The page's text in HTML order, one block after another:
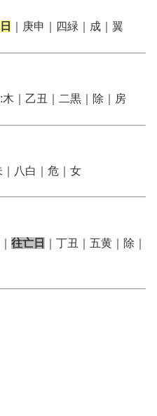
｜庚申｜四緑｜成｜翼
:木｜乙丑｜二黒｜除｜房
｜八白｜危｜女
往亡日
｜丁丑｜五黄｜除｜